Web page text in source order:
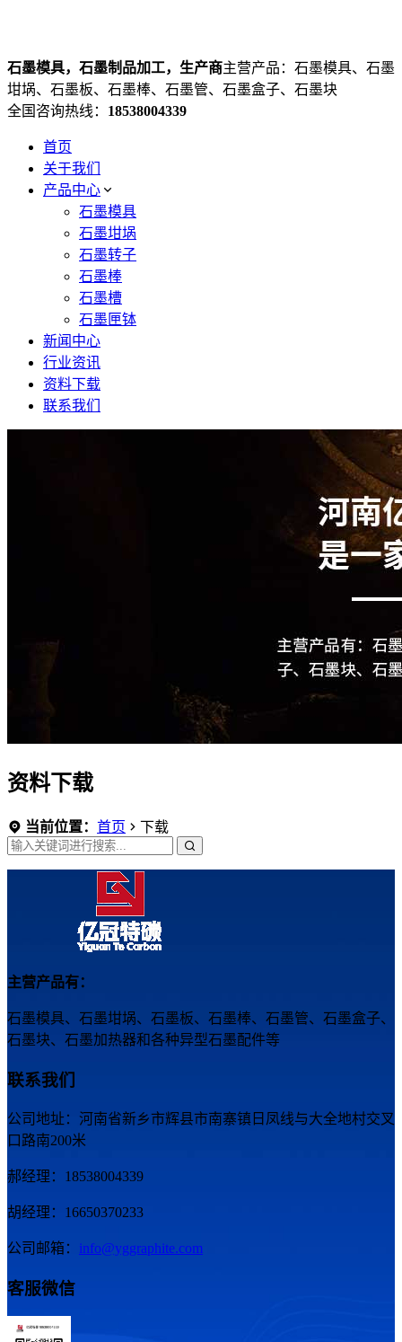
石墨模具，石墨制品加工，生产商主营产品：石墨模具、石墨
坩埚、石墨板、石墨棒、石墨管、石墨盒子、石墨块
全国咨询热线： 18538004339
首页
关于我们
产品中心
石墨模具
石墨坩埚
石墨转子
石墨棒
石墨槽
石墨匣钵
新闻中心
行业资讯
资料下载
联系我们
资料下载
当前位置： 首页 下载
主营产品有：
石墨模具、石墨坩埚、石墨板、石墨棒、石墨管、石墨盒子、
石墨块、石墨加热器和各种异型石墨配件等
联系我们
公司地址：河南省新乡市辉县市南寨镇日凤线与大全地村交叉
口路南200米
郝经理：18538004339
胡经理：16650370233
公司邮箱： info@yggraphite.com
客服微信